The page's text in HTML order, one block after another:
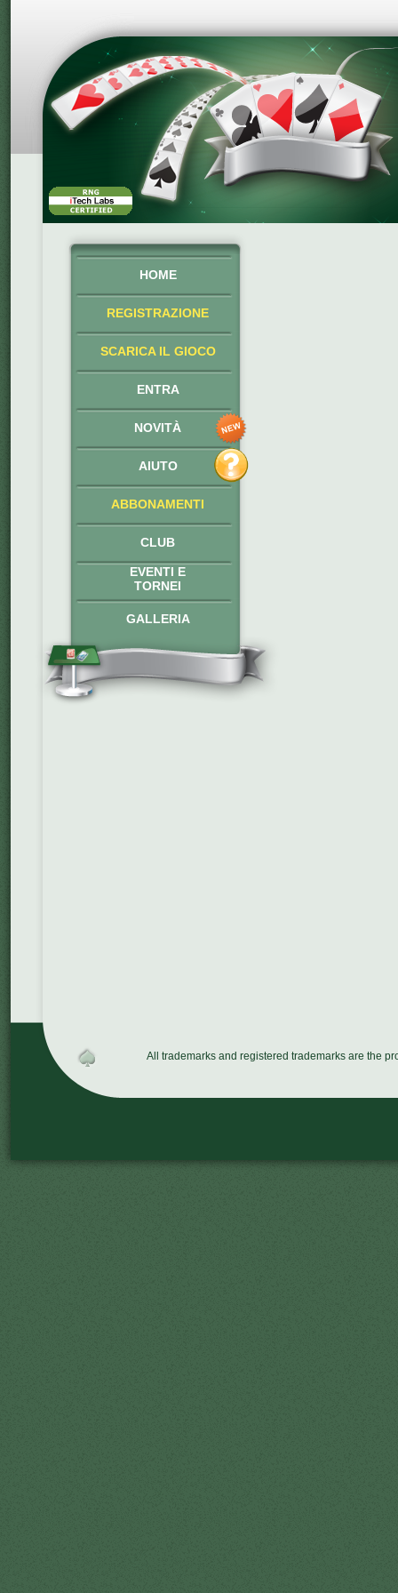
HOME
REGISTRAZIONE
SCARICA IL GIOCO
ENTRA
NOVITÀ
AIUTO
ABBONAMENTI
CLUB
EVENTI E
TORNEI
GALLERIA
All trademarks and registered trademarks are the